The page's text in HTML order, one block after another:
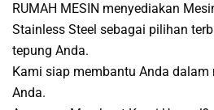
RUMAH MESIN menyediakan
Stainless Steel sebagai pilihan
tepung Anda.
Kami siap membantu Anda
Anda.